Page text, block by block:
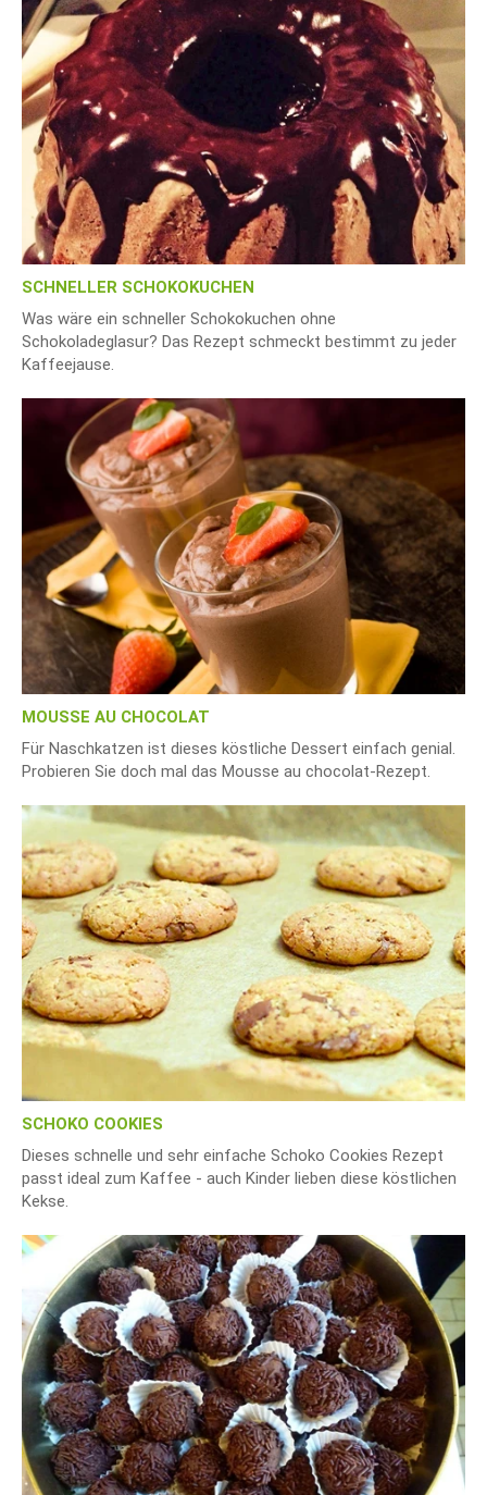
SCHNELLER SCHOKOKUCHEN
Was wäre ein schneller Schokokuchen ohne
Schokoladeglasur? Das Rezept schmeckt bestimmt zu jeder
Kaffeejause.
MOUSSE AU CHOCOLAT
Für Naschkatzen ist dieses köstliche Dessert einfach genial.
Probieren Sie doch mal das Mousse au chocolat-Rezept.
SCHOKO COOKIES
Dieses schnelle und sehr einfache Schoko Cookies Rezept
passt ideal zum Kaffee - auch Kinder lieben diese köstlichen
Kekse.